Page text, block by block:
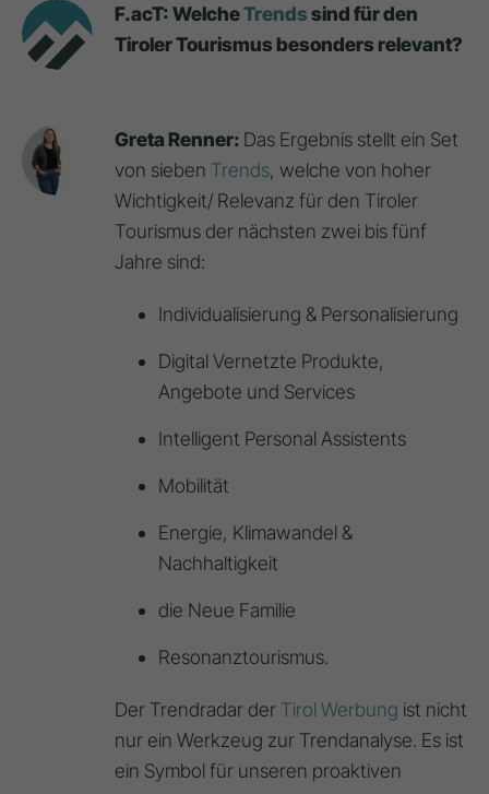
F.acT: WelcheTrendssind für den
Tiroler Tourismus besonders relevant?
Greta Renner: Das Ergebnis stellt ein Set
von sieben Trends, welche von hoher
Wichtigkeit/ Relevanz für den Tiroler
Tourismus der nächsten zwei bis fünf
Jahre sind:
Individualisierung & Personalisierung
Digital Vernetzte Produkte,
Angebote und Services
Intelligent Personal Assistents
Mobilität
Energie, Klimawandel &
Nachhaltigkeit
die Neue Familie
Resonanztourismus.
Der Trendradar der Tirol Werbung ist nicht
nur ein Werkzeug zur Trendanalyse. Es ist
ein Symbol für unseren proaktiven